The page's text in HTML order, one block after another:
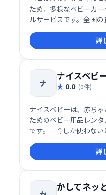
ため、多様なベビーカ
ルサービスです。全国
の成長や利用シーンに
おり、家族旅行や日常の
詳
ナ
ナイスベビ
0.0 (0件)
ナイスベビーは、赤ち
ためのベビー用品レン
です。「今しか使わな
コンセプトに、豊富な
多くの家庭に選ばれてい
詳
かしてネッ